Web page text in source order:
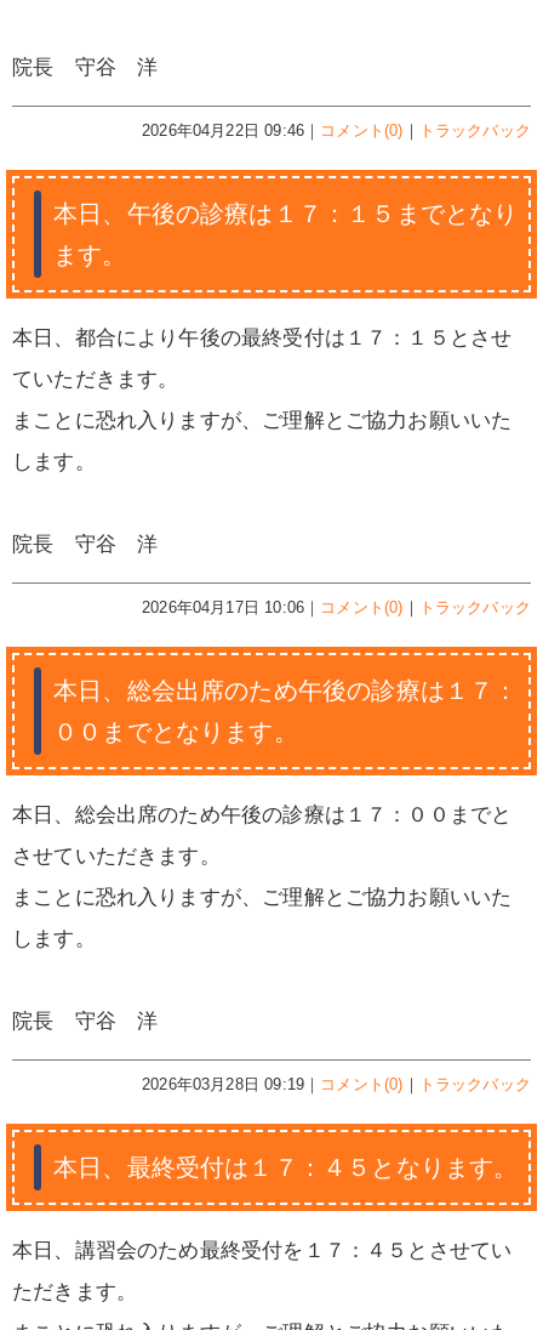
院長 守谷 洋
2026年04月22日 09:46｜ コメント(0) ｜ トラックバック
本日、午後の診療は１７：１５までとなり
ます。
本日、都合により午後の最終受付は１７：１５とさせ
ていただきます。
まことに恐れ入りますが、ご理解とご協力お願いいた
します。
院長 守谷 洋
2026年04月17日 10:06｜ コメント(0) ｜ トラックバック
本日、総会出席のため午後の診療は１７：
００までとなります。
本日、総会出席のため午後の診療は１７：００までと
させていただきます。
まことに恐れ入りますが、ご理解とご協力お願いいた
します。
院長 守谷 洋
2026年03月28日 09:19｜ コメント(0) ｜ トラックバック
本日、最終受付は１７：４５となります。
本日、講習会のため最終受付を１７：４５とさせてい
ただきます。